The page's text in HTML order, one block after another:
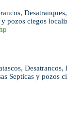
pozos ciegos
Desatrancos,
Septicas y pozos